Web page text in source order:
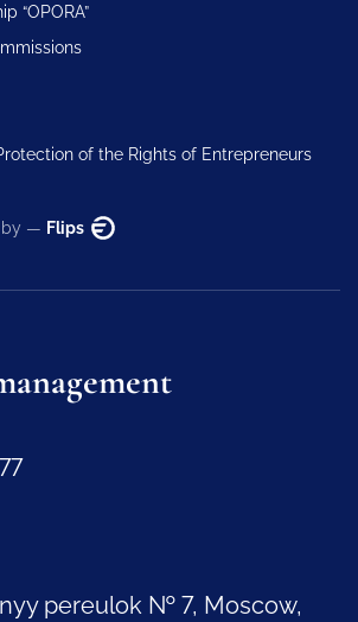
“OPORA”
of the Rights of Entrepreneurs
by — Flips
pereulok № 7, Moscow,